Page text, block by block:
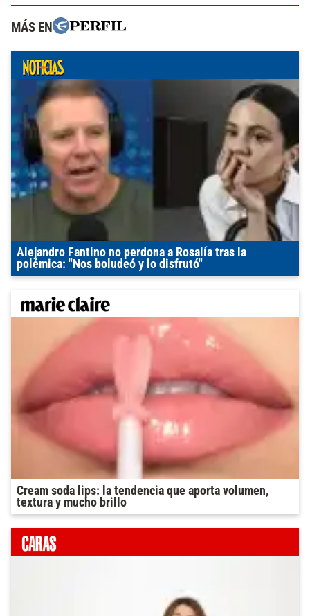
MÁS EN
Alejandro Fantino no perdona a Rosalía tras la
polémica: "Nos boludeó y lo disfrutó"
Cream soda lips: la tendencia que aporta volumen,
textura y mucho brillo